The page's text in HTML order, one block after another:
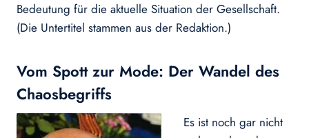
Bedeutung für die aktuelle Situation der Gesellschaft.
(Die Untertitel stammen aus der Redaktion.)
Vom Spott zur Mode: Der Wandel des
Chaosbegriffs
Es ist noch gar nicht